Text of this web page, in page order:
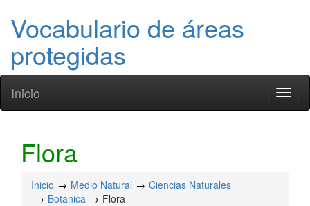
Vocabulario de áreas
protegidas
Inicio
Flora
Inicio Medio Natural
Ciencias Naturales
Botanica
Flora